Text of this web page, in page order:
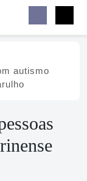
autismo